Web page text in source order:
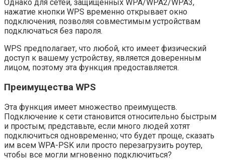
Однако для сетей, защищенных WPA/WPA2/WPA3,
нажатие кнопки WPS временно открывает окно
подключения, позволяя совместимым устройствам
подключаться без пароля.
WPS предполагает, что любой, кто имеет физический
доступ к вашему устройству, является доверенным
лицом, поэтому эта функция предоставляется.
Преимущества WPS
Эта функция имеет множество преимуществ.
Подключение к сети становится относительно быстрым
и простым; представьте, если много людей хотят
подключиться одновременно; что будет проще, сказать
им всем WPA-PSK или просто перезагрузить роутер,
чтобы все могли мгновенно подключиться?